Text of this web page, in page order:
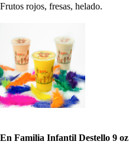
Frutos rojos, fresas, helado.
En Familia Infantil Destello 9 oz